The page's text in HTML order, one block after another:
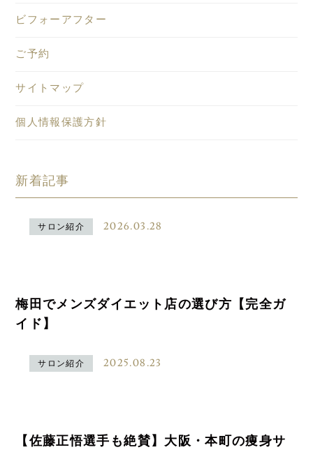
ビフォーアフター
ご予約
サイトマップ
個人情報保護方針
新着記事
サロン紹介 2026.03.28
梅田でメンズダイエット店の選び方【完全ガ
イド】
サロン紹介 2025.08.23
【佐藤正悟選手も絶賛】大阪・本町の痩身サ